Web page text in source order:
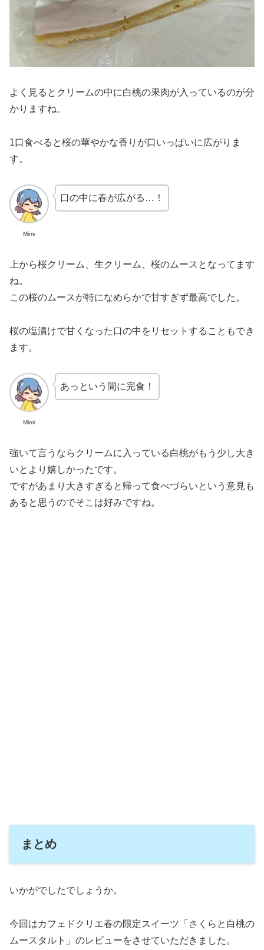
よく見るとクリームの中に白桃の果肉が入っているのが分
かりますね。
1口食べると桜の華やかな香りが口いっぱいに広がりま
す。
Mimi
口の中に春が広がる…！
上から桜クリーム、生クリーム、桜のムースとなってます
ね。
この桜のムースが特になめらかで甘すぎず最高でした。
桜の塩漬けで甘くなった口の中をリセットすることもでき
ます。
Mimi
あっという間に完食！
強いて言うならクリームに入っている白桃がもう少し大き
いとより嬉しかったです。
ですがあまり大きすぎると帰って食べづらいという意見も
あると思うのでそこは好みですね。
まとめ
いかがでしたでしょうか。
今回はカフェドクリエ春の限定スイーツ「さくらと白桃の
ムースタルト」のレビューをさせていただきました。